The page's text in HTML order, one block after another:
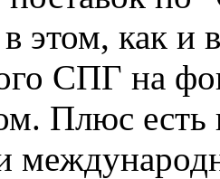
этом, как и
СПГ на
Плюс есть